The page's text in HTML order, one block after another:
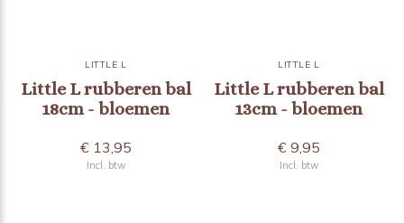
LITTLE L
Little L rubberen bal
18cm - bloemen
€ 13,95
Incl. btw
LITTLE L
Little L rubberen bal
13cm - bloemen
€ 9,95
Incl. btw